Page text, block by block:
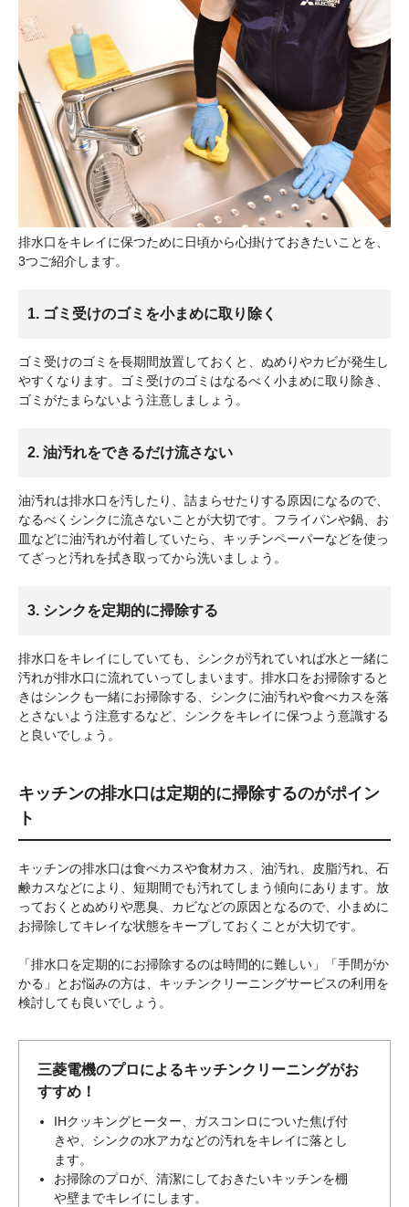
排水口をキレイに保つために日頃から心掛けておきたいことを、
3つご紹介します。
1. ゴミ受けのゴミを小まめに取り除く
ゴミ受けのゴミを長期間放置しておくと、ぬめりやカビが発生し
やすくなります。ゴミ受けのゴミはなるべく小まめに取り除き、
ゴミがたまらないよう注意しましょう。
2. 油汚れをできるだけ流さない
油汚れは排水口を汚したり、詰まらせたりする原因になるので、
なるべくシンクに流さないことが大切です。フライパンや鍋、お
皿などに油汚れが付着していたら、キッチンペーパーなどを使っ
てざっと汚れを拭き取ってから洗いましょう。
3. シンクを定期的に掃除する
排水口をキレイにしていても、シンクが汚れていれば水と一緒に
汚れが排水口に流れていってしまいます。排水口をお掃除すると
きはシンクも一緒にお掃除する、シンクに油汚れや食べカスを落
とさないよう注意するなど、シンクをキレイに保つよう意識する
と良いでしょう。
キッチンの排水口は定期的に掃除するのがポイン
ト
キッチンの排水口は食べカスや食材カス、油汚れ、皮脂汚れ、石
鹸カスなどにより、短期間でも汚れてしまう傾向にあります。放
っておくとぬめりや悪臭、カビなどの原因となるので、小まめに
お掃除してキレイな状態をキープしておくことが大切です。
「排水口を定期的にお掃除するのは時間的に難しい」「手間がか
かる」とお悩みの方は、キッチンクリーニングサービスの利用を
検討しても良いでしょう。
三菱電機のプロによるキッチンクリーニングがお
すすめ！
IHクッキングヒーター、ガスコンロについた焦げ付
きや、シンクの水アカなどの汚れをキレイに落とし
ます。
お掃除のプロが、清潔にしておきたいキッチンを棚
や壁までキレイにします。